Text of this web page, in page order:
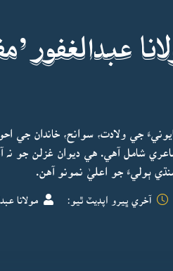
عبدالغفور
جي ولادت، سوانح، خاندان جي
شامل آهي. هي ديوان غزلن جو نہ
آخري ڀيرو اپڊيٽ ٿيو: مولانا